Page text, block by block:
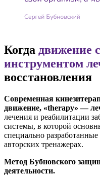
Когда движение
инструментом
восстановления
Современная
движение, «therapy» —
лечения и реабилитации
системы, в которой
специально
авторских тренажерах.
Метод Бубновского
деятельности.